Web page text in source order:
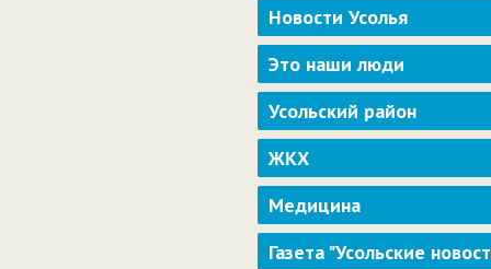
Новости Усолья
Это наши люди
Усольский район
ЖКХ
Медицина
Газета "Усольские